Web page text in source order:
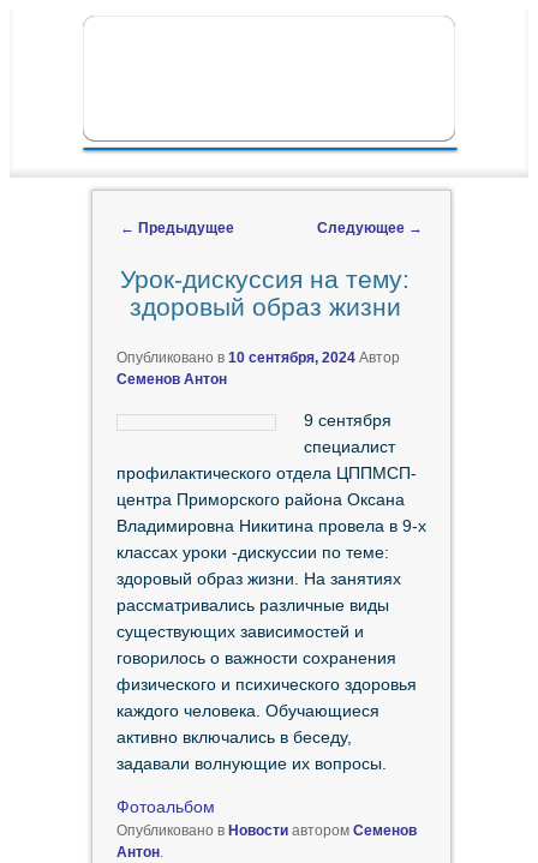
ГЛАВНОЕ МЕНЮ
← Предыдущее Следующее →
Урок-дискуссия на тему:
здоровый образ жизни
Опубликовано в 10 сентября, 2024 Автор
Семенов Антон
9 сентября
специалист
профилактического отдела ЦППМСП-
центра Приморского района Оксана
Владимировна Никитина провела в 9-х
классах уроки -дискуссии по теме:
здоровый образ жизни. На занятиях
рассматривались различные виды
существующих зависимостей и
говорилось о важности сохранения
физического и психического здоровья
каждого человека. Обучающиеся
активно включались в беседу,
задавали волнующие их вопросы.
Фотоальбом
Опубликовано в Новостиавтором Семенов
Антон.